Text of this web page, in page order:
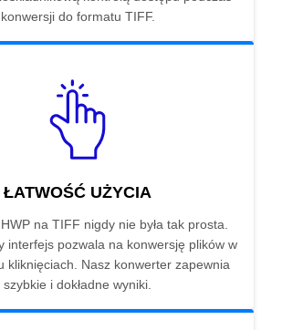
konwersji do formatu TIFF.
ŁATWOŚĆ UŻYCIA
na TIFF nigdy nie była tak prosta.
interfejs pozwala na konwersję plików w
kliknięciach. Nasz konwerter zapewnia
szybkie i dokładne wyniki.